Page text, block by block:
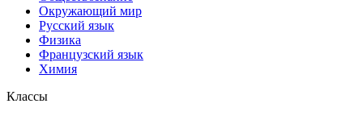
Окружающий мир
Русский язык
Физика
Французский язык
Химия
Классы